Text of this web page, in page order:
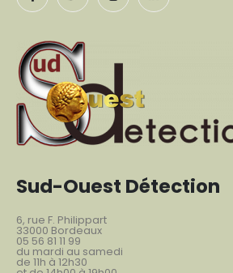
Sud-Ouest Détection
6, rue F. Philippart
33000 Bordeaux
05 56 81 11 99
du mardi au samedi
de 11h à 12h30